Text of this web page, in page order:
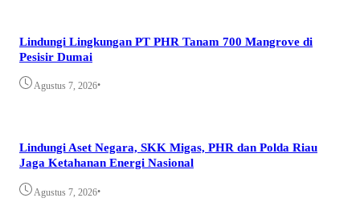
Lindungi Lingkungan PT PHR Tanam 700 Mangrove di
Pesisir Dumai
Agustus 7, 2026•
Lindungi Aset Negara, SKK Migas, PHR dan Polda Riau
Jaga Ketahanan Energi Nasional
Agustus 7, 2026•